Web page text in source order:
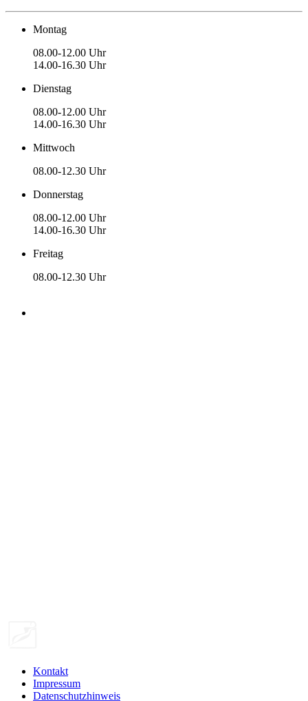
Montag
08.00-12.00 Uhr
14.00-16.30 Uhr
Dienstag
08.00-12.00 Uhr
14.00-16.30 Uhr
Mittwoch
08.00-12.30 Uhr
Donnerstag
08.00-12.00 Uhr
14.00-16.30 Uhr
Freitag
08.00-12.30 Uhr
Kontakt
Impressum
Datenschutzhinweis